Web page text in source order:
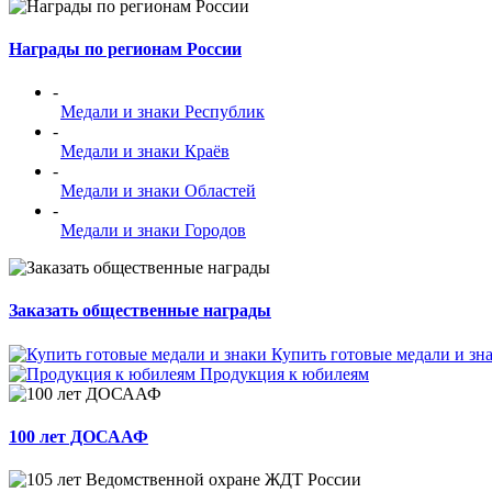
Награды по регионам России
-
Медали и знаки Республик
-
Медали и знаки Краёв
-
Медали и знаки Областей
-
Медали и знаки Городов
Заказать общественные награды
Купить готовые медали и
Продукция к юбилеям
100 лет ДОСААФ